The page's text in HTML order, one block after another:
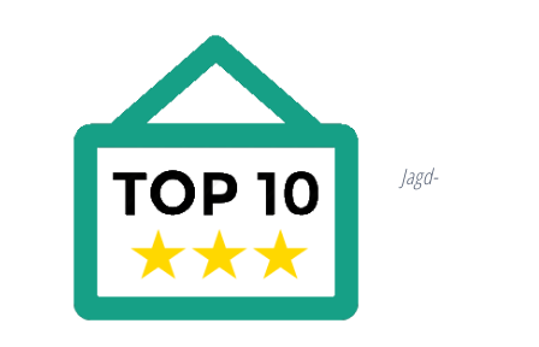
Jagd-